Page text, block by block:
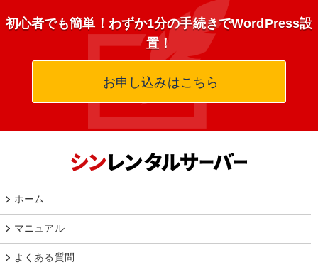
初心者でも簡単！わずか1分の手続きでWordPress設
置！
お申し込みはこちら
ホーム
マニュアル
よくある質問